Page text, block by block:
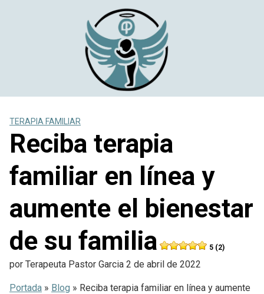
TERAPIA FAMILIAR
Reciba terapia
familiar en línea y
aumente el bienestar
de su familia
5 (2)
por Terapeuta Pastor Garcia 2 de abril de 2022
Portada » Blog » Reciba terapia familiar en línea y aumente